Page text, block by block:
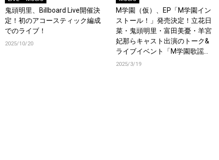
鬼頭明里、Billboard Live開催決
定！初のアコースティック編成
でのライブ！
2025/10/20
M学園（仮）、EP「M学園イン
ストール！」発売決定！立花日
菜・鬼頭明里・富田美憂・羊宮
妃那らキャスト出演のトーク&
ライブイベント「M学園歌謡
祭」も開催決定！
2025/3/19